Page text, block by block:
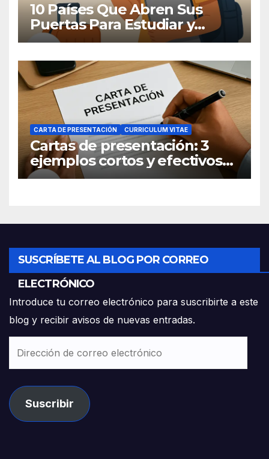
10 Países Que Abren Sus
Puertas Para Estudiar y
Trabajar
CARTA DE PRESENTACIÓN CURRICULUM VITAE
Cartas de presentación: 3
ejemplos cortos y efectivos
para postular a un empleo
SUSCRÍBETE AL BLOG POR CORREO
ELECTRÓNICO
Introduce tu correo electrónico para suscribirte a este
blog y recibir avisos de nuevas entradas.
electrónico
Suscribir